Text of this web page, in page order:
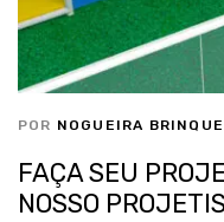
POR NOGUEIRA
FAÇA SEU
NOSSO